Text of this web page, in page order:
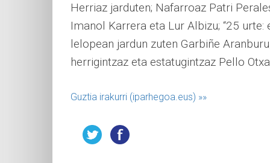
Herriaz jarduten; Nafarroaz Patri
Imanol Karrera eta Lur Albizu; “25
lelopean jardun zuten Garbiñe
herrigintzaz eta estatugintzaz Pello
Guztia irakurri (iparhegoa.eus) »»